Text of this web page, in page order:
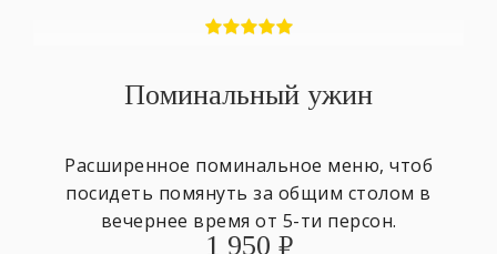
Поминальный ужин
Расширенное поминальное меню, чтоб
посидеть помянуть за общим столом в
вечернее время от 5-ти персон.
1 950 ₽